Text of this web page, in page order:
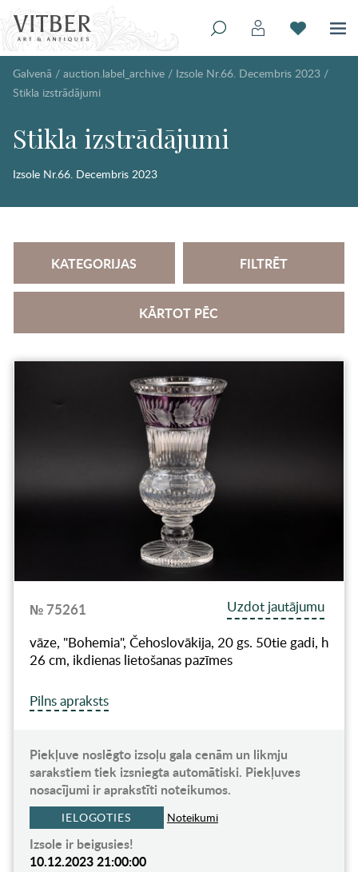
Galvenā / auction.label_archive / Izsole Nr.66. Decembris 2023 /
Stikla izstrādājumi
Stikla izstrādājumi
Izsole Nr.66. Decembris 2023
KATEGORIJAS FILTRĒT
KĀRTOT PĒC
№ 75261
Uzdot jautājumu
vāze, "Bohemia", Čehoslovākija, 20 gs. 50tie gadi, h
26 cm, ikdienas lietošanas pazīmes
Pilns apraksts
Piekļuve noslēgto izsoļu gala cenām un likmju
sarakstiem tiek izsniegta automātiski. Piekļuves
nosacījumi ir aprakstīti noteikumos.
IELOGOTIES Noteikumi
Izsole ir beigusies!
10.12.2023 21:00:00